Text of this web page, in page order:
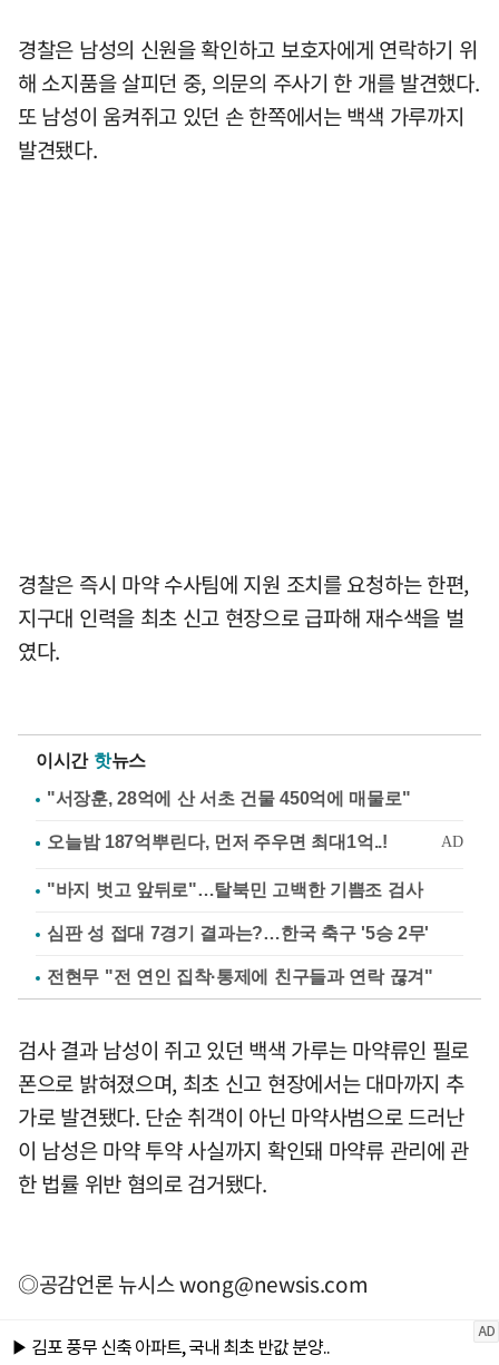
경찰은 남성의 신원을 확인하고 보호자에게 연락하기 위
해 소지품을 살피던 중, 의문의 주사기 한 개를 발견했다.
또 남성이 움켜쥐고 있던 손 한쪽에서는 백색 가루까지
발견됐다.
경찰은 즉시 마약 수사팀에 지원 조치를 요청하는 한편,
지구대 인력을 최초 신고 현장으로 급파해 재수색을 벌
였다.
이시간 핫뉴스
"서장훈, 28억에 산 서초 건물 450억에 매물로"
"바지 벗고 앞뒤로"…탈북민 고백한 기쁨조 검사
심판 성 접대 7경기 결과는?…한국 축구 '5승 2무'
전현무 "전 연인 집착·통제에 친구들과 연락 끊겨"
검사 결과 남성이 쥐고 있던 백색 가루는 마약류인 필로
폰으로 밝혀졌으며, 최초 신고 현장에서는 대마까지 추
가로 발견됐다. 단순 취객이 아닌 마약사범으로 드러난
이 남성은 마약 투약 사실까지 확인돼 마약류 관리에 관
한 법률 위반 혐의로 검거됐다.
◎공감언론 뉴시스wong@newsis.com